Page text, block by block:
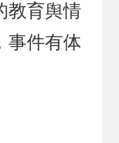
育舆情
事件有体